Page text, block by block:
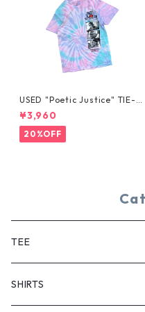
USED "Poetic Justice" TIE-D
YE TEE
¥3,960
20%OFF
TEE
SHORT SLEEVE
SHIRTS